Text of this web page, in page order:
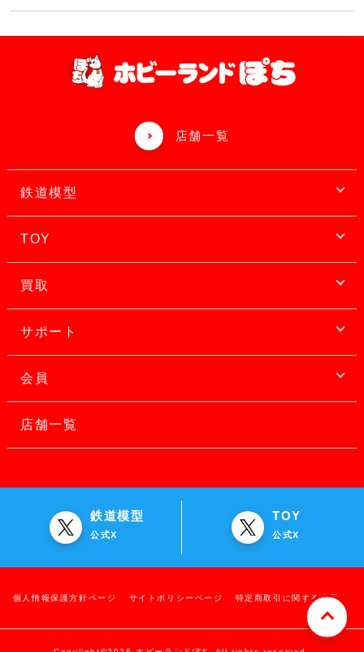
店舗一覧
鉄道模型
TOY
買取
サポート
会員
店舗一覧
鉄道模型
公式X
TOY
公式X
個人情報保護方針ページ サイトポリシーページ 特定商取引に関する表示